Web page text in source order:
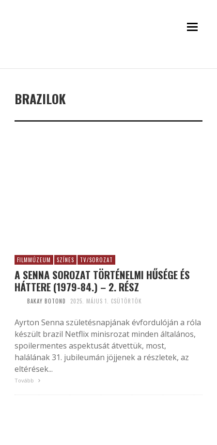
BRAZILOK
FILMMÚZEUM SZÍNES TV/SOROZAT
A SENNA SOROZAT TÖRTÉNELMI HŰSÉGE ÉS
HÁTTERE (1979-84.) – 2. RÉSZ
BAKAY BOTOND 2025. MÁJUS 1. CSÜTÖRTÖK
Ayrton Senna születésnapjának évfordulóján a róla
készült brazil Netflix minisrozat minden általános,
spoilermentes aspektusát átvettük, most,
halálának 31. jubileumán jöjjenek a részletek, az
eltérések...
Tovább